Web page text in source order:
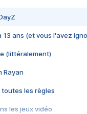
13 ans (et vous l'avez
(littéralement)
Rayan
toutes les règles
les jeux vidéo